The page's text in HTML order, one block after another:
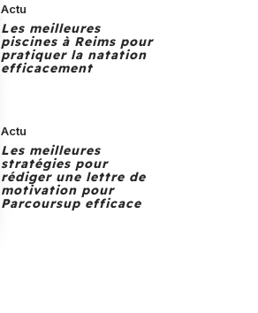
Actu
Les meilleures
piscines à Reims pour
pratiquer la natation
efficacement
Actu
Les meilleures
stratégies pour
rédiger une lettre de
motivation pour
Parcoursup efficace